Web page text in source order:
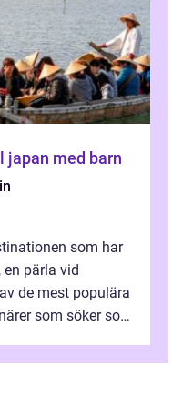
japan med barn
som har
pärla vid
de mest populära
som söker sol,